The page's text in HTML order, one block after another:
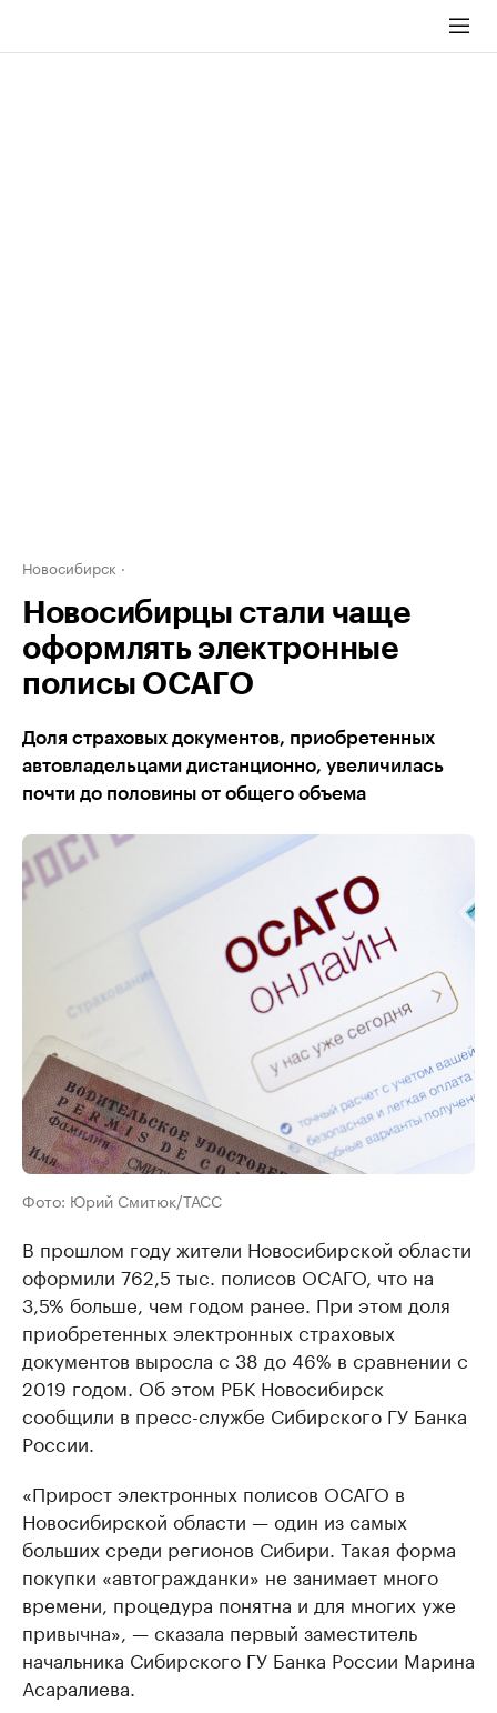
Новосибирск
Новосибирцы стали чаще
оформлять электронные
полисы ОСАГО
Доля страховых документов, приобретенных
автовладельцами дистанционно, увеличилась
почти до половины от общего объема
Фото: Юрий Смитюк/ТАСС
В прошлом году жители Новосибирской области
оформили 762,5 тыс. полисов ОСАГО, что на
3,5% больше, чем годом ранее. При этом доля
приобретенных электронных страховых
документов выросла с 38 до 46% в сравнении с
2019 годом. Об этом РБК Новосибирск
сообщили в пресс-службе Сибирского ГУ Банка
России.
«Прирост электронных полисов ОСАГО в
Новосибирской области — один из самых
больших среди регионов Сибири. Такая форма
покупки «автогражданки» не занимает много
времени, процедура понятна и для многих уже
привычна», — сказала первый заместитель
начальника Сибирского ГУ Банка России Марина
Асаралиева.